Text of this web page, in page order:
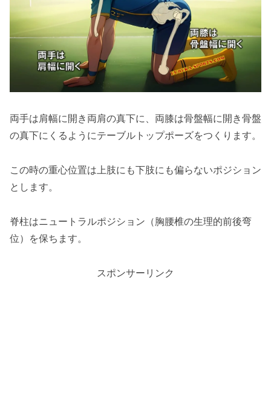
両手は肩幅に開き両肩の真下に、両膝は骨盤幅に開き骨盤
の真下にくるようにテーブルトップポーズをつくります。
この時の重心位置は上肢にも下肢にも偏らないポジション
とします。
脊柱はニュートラルポジション（胸腰椎の生理的前後弯
位）を保ちます。
スポンサーリンク